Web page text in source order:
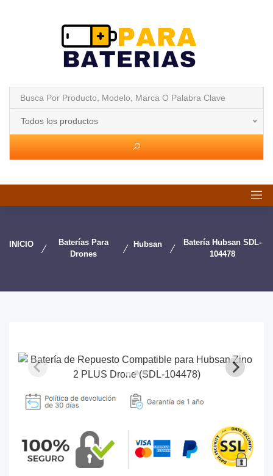
Todos los productos
INICIO
Baterías Para
Drones
Hubsan
Batería Hubsan SDL-
104478